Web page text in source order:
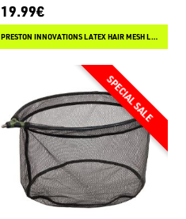
19.99€
PRESTON INNOVATIONS LATEX HAIR MESH LANDING NET